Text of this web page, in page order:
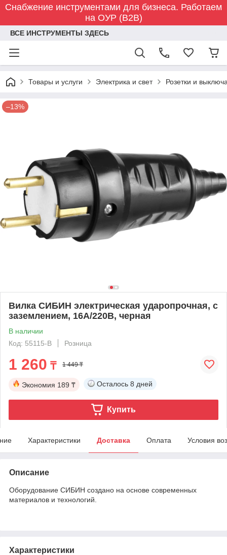
Снабжение инструментами для бизнеса. Работаем
на ОУР (B2B)
ВСЕ ИНСТРУМЕНТЫ ЗДЕСЬ
Товары и услуги Электрика и свет Розетки и
–13%
Вилка СИБИН электрическая ударопрочная, с
заземлением, 16А/220В, черная
В наличии
Код: 55115-B
Розница
1 260 ₸ 1 449 ₸
Экономия 189 ₸ Осталось 8 дней
Купить
Характеристики Доставка Оплата Условия
Описание
Оборудование СИБИН создано на основе современных
материалов и технологий.
Характеристики